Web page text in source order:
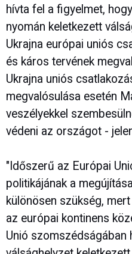
hívta fel a figyelmet,
nyomán keletkezett
Ukrajna európai uniós
és káros tervének
Ukrajna uniós
megvalósulása esetén
veszélyekkel
védeni az országot -
"Időszerű az Európai
politikájának a
különösen szükség,
az európai kontinens
Unió szomszédságában